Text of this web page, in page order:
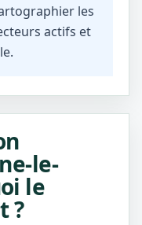
les
actifs et
le-
le
?